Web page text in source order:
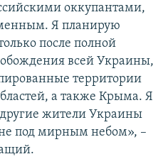
оккупантами,
Я планирую
после полной
всей Украины,
территории
а также Крыма. Я
жители Украины
под мирным небом», –